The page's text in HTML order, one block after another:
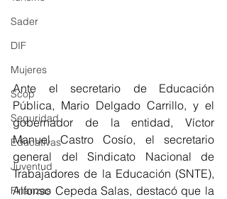
Sader
DIF
Mujeres
Scop
Seguridad
Educativas
Juventud
Finanzas
Ante el secretario de Educación
Pública, Mario Delgado Carrillo, y el
gobernador de la entidad, Víctor
Manuel Castro Cosío, el secretario
general del Sindicato Nacional de
Trabajadores de la Educación (SNTE),
Alfonso Cepeda Salas, destacó que la